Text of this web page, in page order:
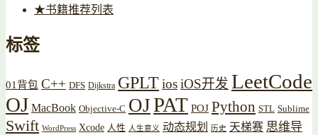
★书籍推荐列表
标签
01背包 C++ DFS Dijkstra GPLTiosiOS开发 LeetCode
OJ MacBook Objective-C OJPAT POJ Python STL Sublime
Swift WordPress Xcode 人性 人生意义 动态规划 历史 天梯赛 思维导